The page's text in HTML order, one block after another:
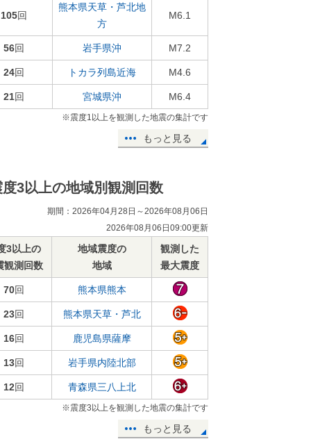
105回
熊本県天草・芦北地
方
M6.1
56回 岩手県沖 M7.2
24回 トカラ列島近海 M4.6
21回 宮城県沖 M6.4
※震度1以上を観測した地震の集計です
もっと見る
度3以上の地域別観測回数
期間：2026年04月28日～2026年08月06日
2026年08月06日09:00更新
3以上の
観測回数
地域震度の
地域
観測した
最大震度
70回 熊本県熊本
23回 熊本県天草・芦北
16回 鹿児島県薩摩
13回 岩手県内陸北部
12回 青森県三八上北
※震度3以上を観測した地震の集計です
もっと見る